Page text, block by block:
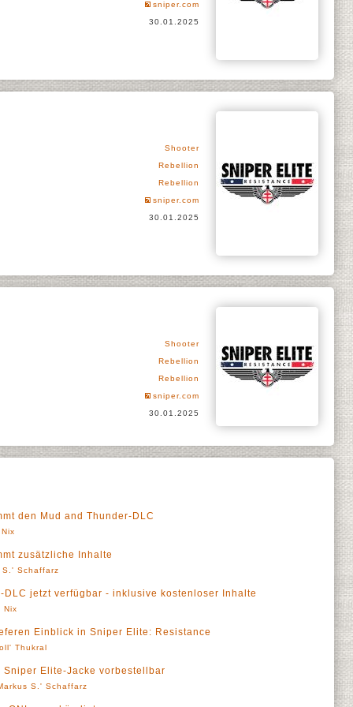
sniper.com
30.01.2025
Shooter
Rebellion
Rebellion
sniper.com
30.01.2025
Shooter
Rebellion
Rebellion
sniper.com
30.01.2025
den Mud and Thunder-DLC
zusätzliche Inhalte
S.' Schaffarz
jetzt verfügbar - inklusive kostenloser Inhalte
Nix
Einblick in Sniper Elite: Resistance
Thukral
Elite-Jacke vorbestellbar
S.' Schaffarz